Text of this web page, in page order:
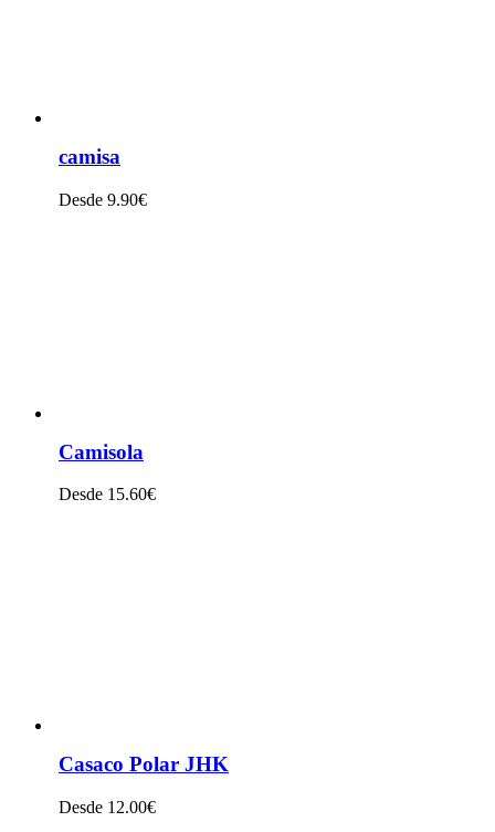
camisa
Desde 9.90€
Camisola
Desde 15.60€
Casaco Polar JHK
Desde 12.00€